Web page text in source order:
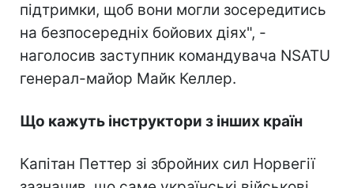
підтримки, щоб вони могли зосередитись
на безпосередніх бойових діях", -
наголосив заступник командувача NSATU
генерал-майор Майк Келлер.
Що кажуть інструктори з інших країн
Капітан Петтер зі збройних сил Норвегії